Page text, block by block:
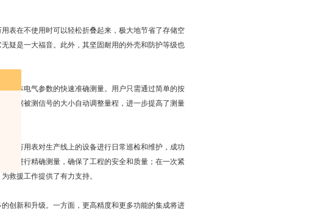
表在不使用时可以轻松折叠起来，极大地节省了存储空
疑是一大福音。此外，其坚固耐用的外壳和防护等级也
基本电气参数的快速准确测量。用户只需通过简单的按
根据被测信号的大小自动调整量程，进一步提高了测量
字万用表对生产线上的设备进行日常巡检和维护，成功
路进行精确测量，确保了工程的安全和质量；在一次紧
救援工作提供了有力支持。
创新和升级。一方面，更高精度和更多功能的集成将进